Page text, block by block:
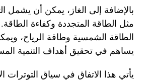
بالإضافة إلى الغاز، يمكن أن يشمل
مثل الطاقة المتجددة وكفاءة
الطاقة الشمسية وطاقة الرياح،
يساهم في تحقيق أهداف التنمية
يأتي هذا الاتفاق في سياق التوترات